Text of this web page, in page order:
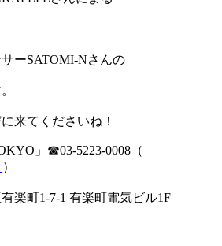
ーSATOMI-Nさんの
来てくださいね！
」☎03-5223-0008（
）
楽町1-7-1 有楽町電気ビル1F